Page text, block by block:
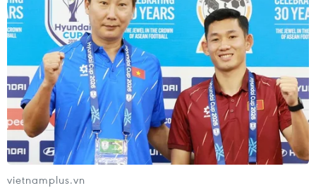
án), Thành phố Hồ Chí Minh (6 dự án), Bắc Ninh
(6 dự án), Bình Định (5 dự án)...
“Đến nay, các ngân hàng thương mại đã giải
ngân với số tiền là 1.234 tỷ đồng, bao gồm 1.202
tỷ đồng cho chủ đầu tư tại 12 dự án; 32 tỷ đồng
cho người mua nhà tại 5 dự án,” đại diện Bộ
Xây dựng thông tin.
vietnamplus.vn